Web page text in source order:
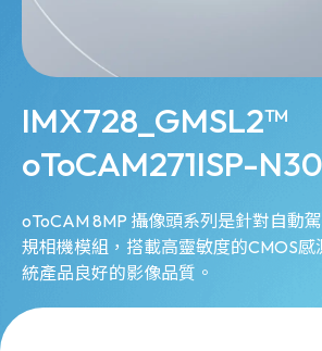
IMX728_GMSL2™
oToCAM271ISP-
oToCAM 8MP 攝像頭系列是針對自動
規相機模組，搭載高靈敏度的CMOS
統產品良好的影像品質。